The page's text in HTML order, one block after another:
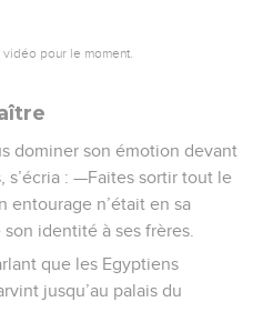
pour le moment.
dominer son émotion devant
s’écria : —Faites sortir tout le
entourage n’était en sa
identité à ses frères.
que les Egyptiens
jusqu’au palais du